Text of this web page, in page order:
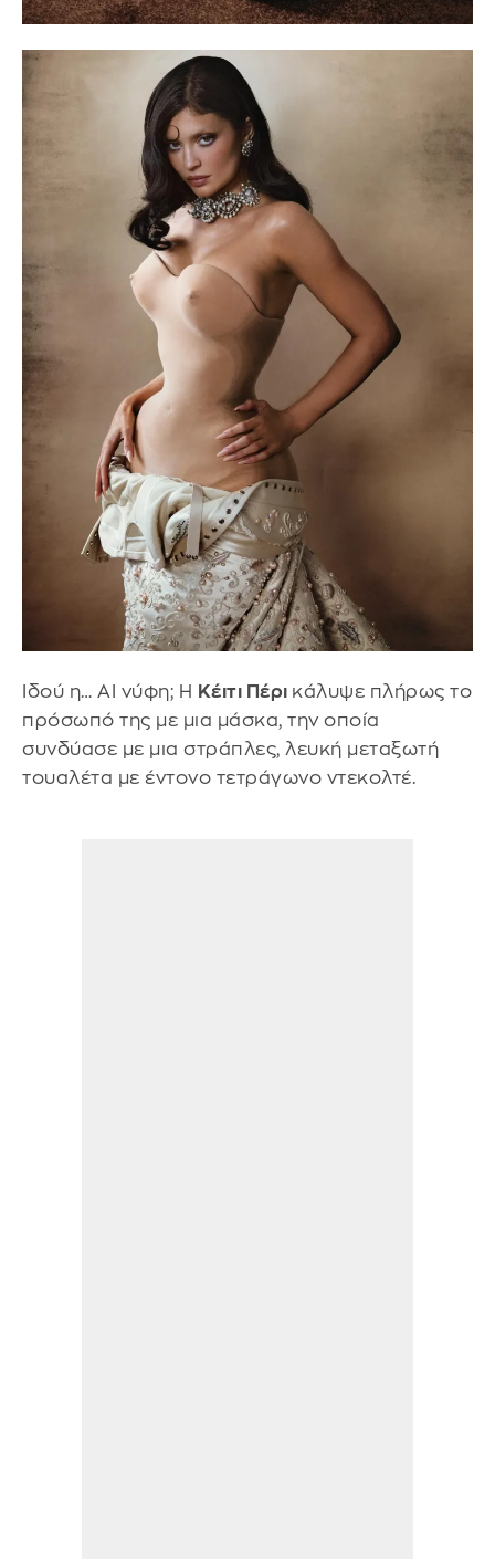
Ιδού η… AI νύφη; Η Κέιτι Πέρι κάλυψε πλήρως το
πρόσωπό της με μια μάσκα, την οποία
συνδύασε με μια στράπλες, λευκή μεταξωτή
τουαλέτα με έντονο τετράγωνο ντεκολτέ.